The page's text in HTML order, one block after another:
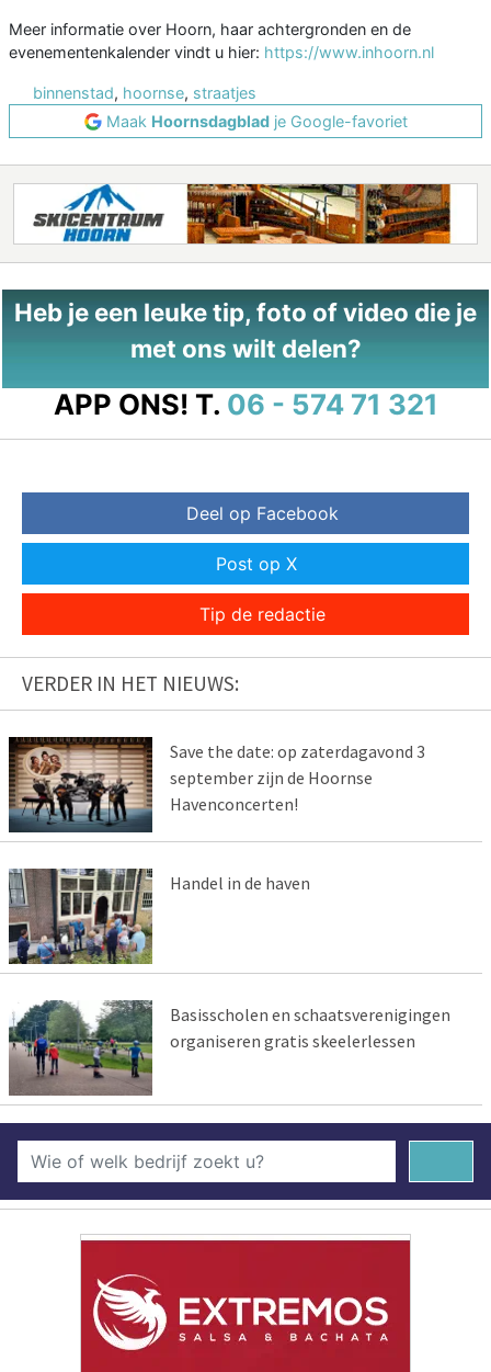
Meer informatie over Hoorn, haar achtergronden en de
evenementenkalender vindt u hier: https://www.inhoorn.nl
binnenstad, hoornse, straatjes
Maak Hoornsdagbladje Google-favoriet
Heb je een leuke tip, foto of video die je
met ons wilt delen?
APP ONS! T. 06 - 574 71 321
Deel op Facebook
Post op X
Tip de redactie
VERDER IN HET NIEUWS:
Save the date: op zaterdagavond 3
september zijn de Hoornse
Havenconcerten!
Handel in de haven
Basisscholen en schaatsverenigingen
organiseren gratis skeelerlessen